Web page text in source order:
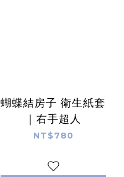
蝴蝶結房子 衛生紙套
｜右手超人
NT$780